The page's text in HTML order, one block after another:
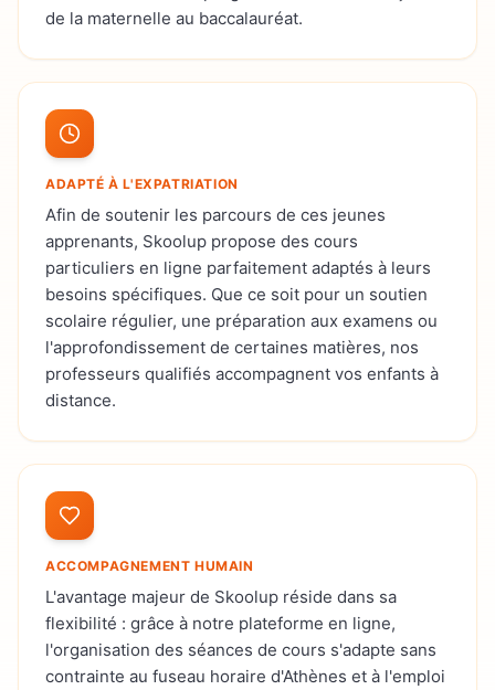
de la maternelle au baccalauréat.
ADAPTÉ À L'EXPATRIATION
Afin de soutenir les parcours de ces jeunes
apprenants, Skoolup propose des cours
particuliers en ligne parfaitement adaptés à leurs
besoins spécifiques. Que ce soit pour un soutien
scolaire régulier, une préparation aux examens ou
l'approfondissement de certaines matières, nos
professeurs qualifiés accompagnent vos enfants à
distance.
ACCOMPAGNEMENT HUMAIN
L'avantage majeur de Skoolup réside dans sa
flexibilité : grâce à notre plateforme en ligne,
l'organisation des séances de cours s'adapte sans
contrainte au fuseau horaire d'Athènes et à l'emploi